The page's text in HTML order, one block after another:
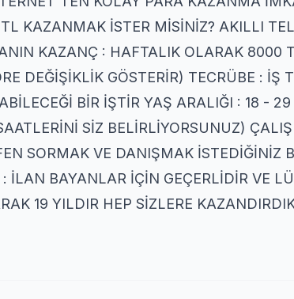
KAZANMAK İSTER MİSİNİZ? AKILLI
KAZANÇ : HAFTALIK OLARAK 8000
DEĞİŞİKLİK GÖSTERİR) TECRÜBE : İŞ
BİR İŞTİR YAŞ ARALIĞI : 18 -
SİZ BELİRLİYORSUNUZ)
SORMAK VE DANIŞMAK İSTEDİĞİNİZ
İLAN BAYANLAR İÇİN GEÇERLİDİR VE
19 YILDIR HEP SİZLERE